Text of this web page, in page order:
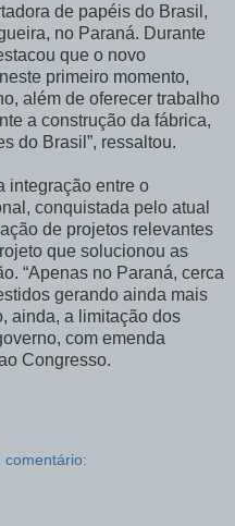
de papéis do Brasil,
no Paraná. Durante
que o novo
primeiro momento,
além de oferecer trabalho
a construção da fábrica,
do Brasil”, ressaltou.
integração entre o
conquistada pelo atual
de projetos relevantes
que solucionou as
“Apenas no Paraná, cerca
gerando ainda mais
ainda, a limitação dos
com emenda
Congresso.
comentário: